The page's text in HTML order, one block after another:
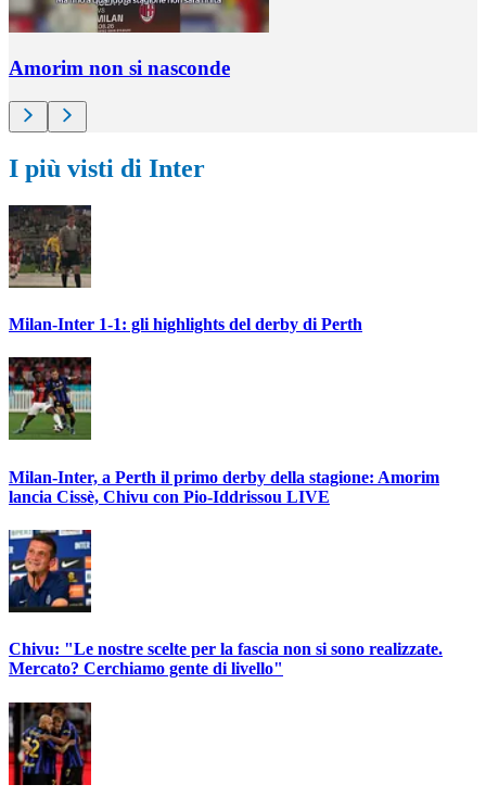
Amorim non si nasconde
I più visti di Inter
Milan-Inter 1-1: gli highlights del derby di Perth
Milan-Inter, a Perth il primo derby della stagione: Amorim
lancia Cissè, Chivu con Pio-Iddrissou LIVE
Chivu: "Le nostre scelte per la fascia non si sono realizzate.
Mercato? Cerchiamo gente di livello"